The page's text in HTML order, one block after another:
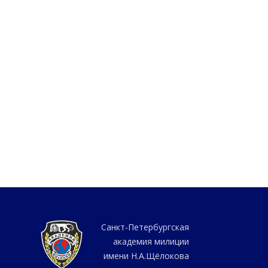
Санкт-Петербургская
академия милиции
имени Н.А.Щёлокова